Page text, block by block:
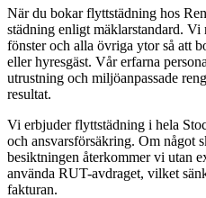
När du bokar flyttstädning hos
städning enligt mäklarstandard.
fönster och alla övriga ytor så att
eller hyresgäst. Vår erfarna
utrustning och miljöanpassade
resultat.
Vi erbjuder flyttstädning i hela
och ansvarsförsäkring. Om något
besiktningen återkommer vi utan
använda RUT-avdraget, vilket
fakturan.